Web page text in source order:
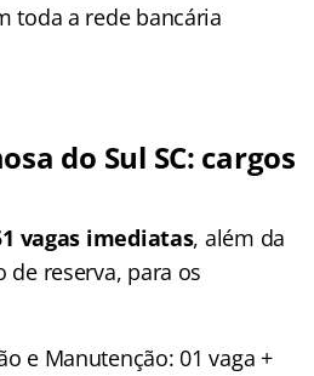
toda a rede bancária
do Sul SC: cargos
vagas imediatas, além da
reserva, para os
e Manutenção: 01 vaga +